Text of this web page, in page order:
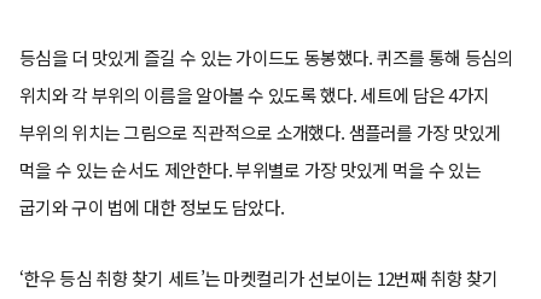
등심을 더 맛있게 즐길 수 있는 가이드도 동봉했다. 퀴즈를 통해 등심의
위치와 각 부위의 이름을 알아볼 수 있도록 했다. 세트에 담은 4가지
부위의 위치는 그림으로 직관적으로 소개했다. 샘플러를 가장 맛있게
먹을 수 있는 순서도 제안한다. 부위별로 가장 맛있게 먹을 수 있는
굽기와 구이 법에 대한 정보도 담았다.
‘한우 등심 취향 찾기 세트’는 마켓컬리가 선보이는 12번째 취향 찾기